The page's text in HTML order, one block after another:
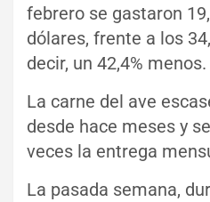
febrero se gastaron
dólares, frente a los
decir, un 42,4% menos.
La carne del ave
desde hace meses y
veces la entrega
La pasada semana,